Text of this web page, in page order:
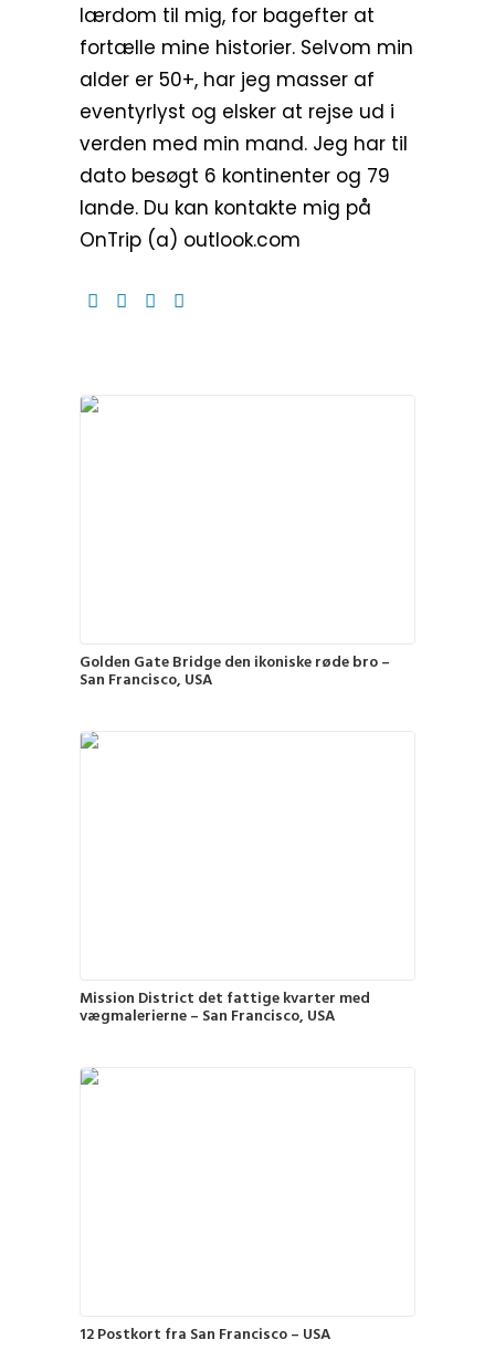
lærdom til mig, for bagefter at
fortælle mine historier. Selvom min
alder er 50+, har jeg masser af
eventyrlyst og elsker at rejse ud i
verden med min mand. Jeg har til
dato besøgt 6 kontinenter og 79
lande. Du kan kontakte mig på
OnTrip (a) outlook.com
Golden Gate Bridge den ikoniske røde bro –
San Francisco, USA
Mission District det fattige kvarter med
vægmalerierne – San Francisco, USA
12 Postkort fra San Francisco – USA